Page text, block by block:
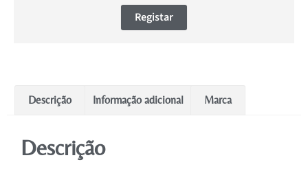
Registar
Descrição Informação adicional Marca
Descrição